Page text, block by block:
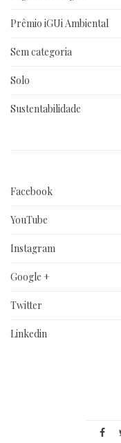
Prêmio iGUi Ambiental
Sem categoria
Solo
Sustentabilidade
Facebook
YouTube
Instagram
Google +
Twitter
Linkedin